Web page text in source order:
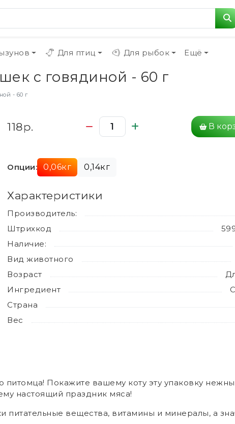
Для птиц Для рыбок Ещё
с говядиной - 60 г
- 60 г
118р. В
Опции: 0,06кг 0,14кг
Характеристики
Производитель:
Штрихкод
Наличие:
Вид животного
Возраст
Ингредиент
Страна
Вес
Покажите вашему коту эту упаковку
настоящий праздник мяса!
вещества, витамины и минералы, а